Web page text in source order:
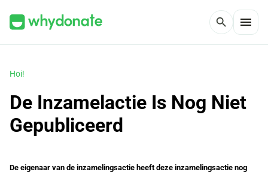
search menu
Hoi!
De Inzamelactie Is Nog Niet
Gepubliceerd
De eigenaar van de inzamelingsactie heeft deze inzamelingsactie nog